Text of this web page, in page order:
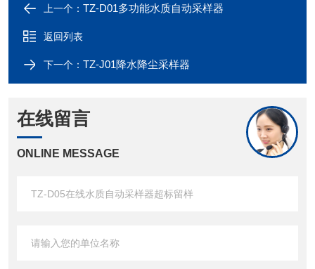
上一个： TZ-D01多功能水质自动采样器
返回列表
下一个： TZ-J01降水降尘采样器
在线留言
ONLINE MESSAGE